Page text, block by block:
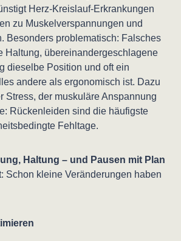
Herz-Kreislauf-Erkrankungen
zu Muskelverspannungen und
Besonders problematisch: Falsches
Haltung, übereinandergeschlagene
dieselbe Position und oft ein
andere als ergonomisch ist. Dazu
Stress, der muskuläre Anspannung
Rückenleiden sind die häufigste
Fehltage.
Haltung – und Pausen mit Plan
Schon kleine Veränderungen haben